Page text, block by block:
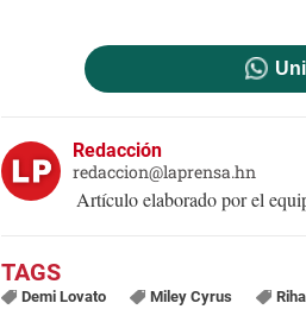
Redacción
redaccion@laprensa.hn
Artículo elaborado por el
Demi Lovato Miley Cyrus